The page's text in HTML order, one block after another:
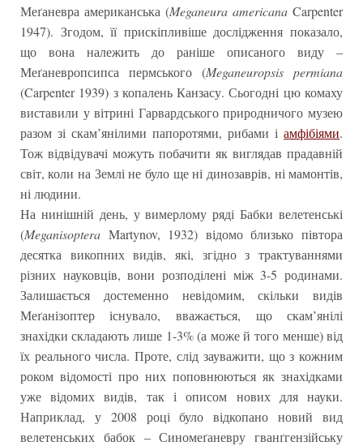
Меґаневра американська (Meganeura americanaCarpenter
1947). Згодом, її прискіпливіше дослідження показало,
що вона належить до раніше описаного виду –
Меґаневропсипса пермського (Meganeuropsis permiana
(Carpenter 1939) з копалень Канзасу. Сьогодні цю комаху
виставили у вітрині Гарвардського природничого музею
разом зі скам’янілими папоротями, рибами іамфібіями.
Тож відвідувачі можуть побачити як виглядав прадавній
світ, коли на Землі не було ще ні динозаврів, ні мамонтів,
ні людини.
На нинішній день, у вимерлому ряді Бабки велетенські
(MeganisopteraMartynov, 1932) відомо близько півтора
десятка викопних видів, які, згідно з трактуваннями
різних науковців, вони розподілені між 3-5 родинами.
Залишається достеменно невідомим, скільки видів
Меґанізоптер існувало, вважається, що скам’янілі
знахідки складають лише 1-3% (а може й того менше) від
їх реального числа. Проте, слід зауважити, що з кожним
роком відомості про них поповнюються як знахідками
уже відомих видів, так і описом нових для науки.
Наприклад, у 2008 році було відкопано новий вид
велетенських бабок – Синомеґаневру гванґгензійську